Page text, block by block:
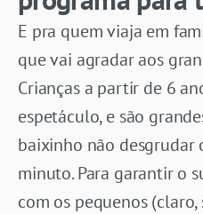
E pra quem viaja em
que vai agradar aos
Crianças a partir de 6
espetáculo, e são
baixinho não desgrudar
minuto. Para garantir o
com os pequenos